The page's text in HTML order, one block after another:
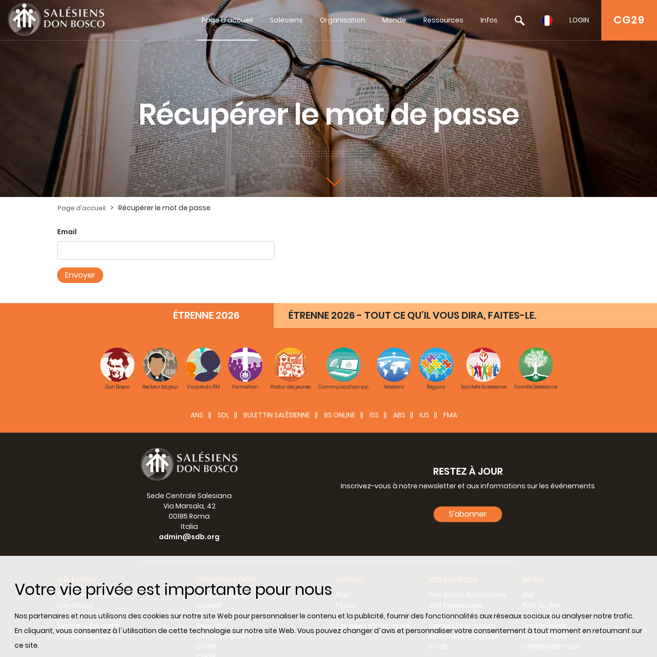
Votre vie privée est importante pour nous
Nos partenaires et nous utilisons des cookies sur notre site Web pour personnaliser le contenu et la publicité, fournir des fonctionnalités aux réseaux sociaux ou analyser notre trafic.
En cliquant, vous consentez à l´utilisation de cette technologie sur notre site Web. Vous pouvez changer d´avis et personnaliser votre consentement à tout moment en retournant sur
ce site.
CG29
Page d'accueil Salésiens Organisation Monde Ressources Infos LOGIN
Récupérer le mot de passe
Page d'accueil > Récupérer le mot de passe
Email
ÉTRENNE 2026 ÉTRENNE 2026 - TOUT CE QU’IL VOUS DIRA, FAITES-LE.
Don Bosco Recteur Majeur Vicaire du RM Formation Pastor des jeunes Communication soc. Missions Regions Saintete Salesienne Famille Selesienne
ANS SDL BULETTIN SALÈSIENNE BS ONLINE ISS ABS IUS FMA
Sede Centrale Salesiana
Via Marsala, 42
00185 Roma
Italia
admin@sdb.org
RESTEZ À JOUR
Inscrivez-vous à notre newsletter et aux informations sur les événements
S'abonner
Qui sommes-nous?
Sainteté Salésienne
Système Éducatif
Famille Salésienne
Recteur Majeur
Dicastères
Régions
Circonscriptions
Links
Données statistiques
RM Ressources
Conseil Ressources
Bibliothèque Digitale
sdb guide
Cookie Policy
Privacy Policy